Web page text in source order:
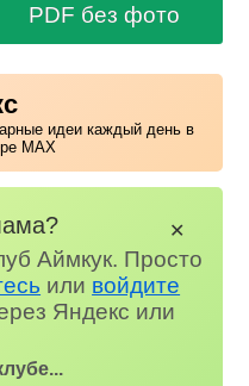
PDF без фото
идеи каждый день в
MAX
Аймкук. Просто
или войдите
Яндекс или
✕